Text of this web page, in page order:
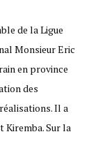
de la Ligue
Monsieur Eric
en province
des
Il a
Kiremba. Sur la